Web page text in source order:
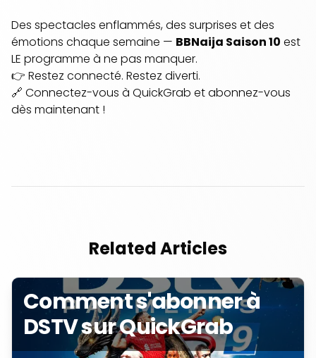
Des spectacles enflammés, des surprises et des
émotions chaque semaine — BBNaija Saison 10 est
LE programme à ne pas manquer.
👉 Restez connecté. Restez diverti.
🔗 Connectez-vous à QuickGrab et abonnez-vous
dès maintenant !
Related Articles
Comment s'abonner à
DSTV sur QuickGrab